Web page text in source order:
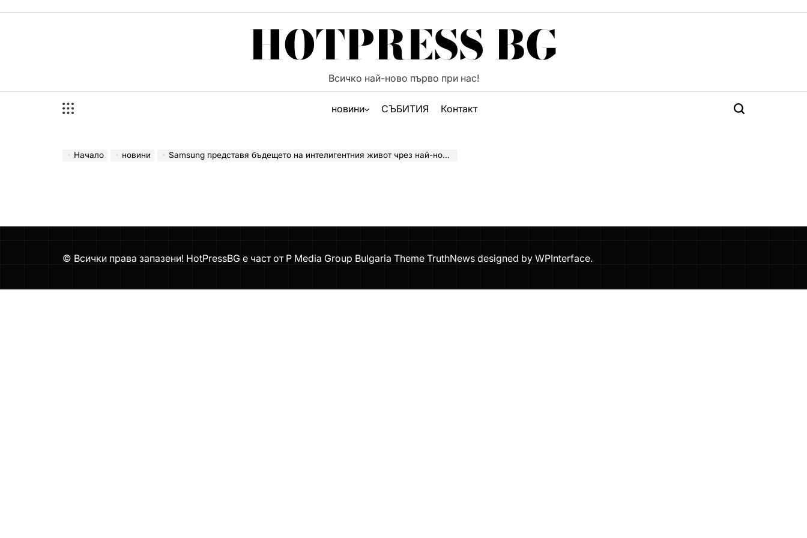
HOTPRESS BG
Всичко най-ново първо при нас!
новини СЪБИТИЯ Контакт Търсене
Начало новини Samsung представя бъдещето на интелигентния живот чрез най-новите си AI иновации в ТВ технологиите в рамките на Inside Samsung, The First Look Европа 2026
© Всички права запазени! HotPressBG е част от P Media Group Bulgaria Theme TruthNews designed byWPInterface.